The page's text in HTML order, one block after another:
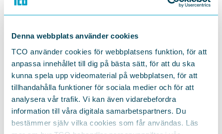
Denna webbplats använder cookies
TCO använder cookies för webbplatsens funktion, för att
anpassa innehållet till dig på bästa sätt, för att du ska
kunna spela upp videomaterial på webbplatsen, för att
tillhandahålla funktioner för sociala medier och för att
analysera vår trafik. Vi kan även vidarebefordra
information till våra digitala samarbetspartners. Du
bestämmer själv vilka cookies som får användas. Läs
Jacob Borssén
Shade Amao,verksamhetsansvarig Vi behövs!
Noura Berrouba, ordförande LSU
Dalia Eid, 2:a vice ordförande Vision
Leon Mc Manus,språkrör Grön Ungdom
Therese Svanström
Moderator:Sofia Hylander, utredare TCO